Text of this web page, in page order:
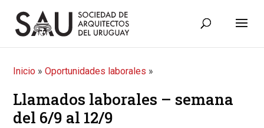
Inicio »Oportunidades laborales »
Llamados laborales – semana
del 6/9 al 12/9